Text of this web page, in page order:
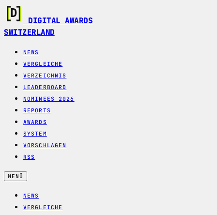
DIGITAL AWARDS
SWITZERLAND
NEWS
VERGLEICHE
VERZEICHNIS
LEADERBOARD
NOMINEES 2026
REPORTS
AWARDS
SYSTEM
VORSCHLAGEN
RSS
MENÜ
NEWS
VERGLEICHE